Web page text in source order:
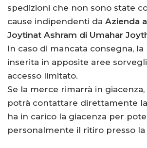
spedizioni che non sono state
cause indipendenti da Azienda
Joytinat Ashram di Umahar
In caso di mancata consegna,
inserita in apposite aree
accesso limitato.
Se la merce rimarrà in
potrà contattare direttamente la
ha in carico la giacenza per
personalmente il ritiro presso la